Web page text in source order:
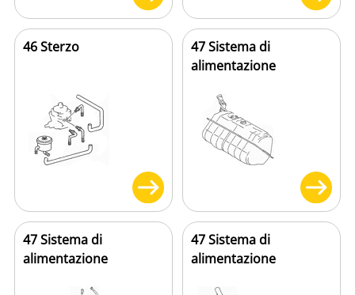
46 Sterzo
47 Sistema di
alimentazione
47 Sistema di
alimentazione
47 Sistema di
alimentazione